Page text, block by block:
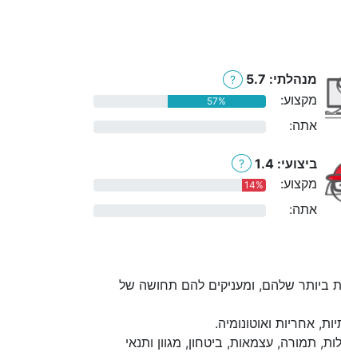
מנהלתי: 5.7 ?
מקצוע: 57%
אתה:
ביצועי: 1.4 ?
מקצוע: 14%
אתה:
ביותר שלהם, ומעניקים להם תחושה של
אחריות ואוטונומיה.
תמורה, עצמאות, ביטחון, מגוון ותנאי